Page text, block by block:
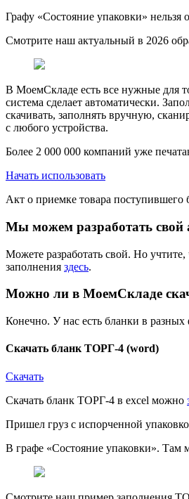
Графу «Состояние упаковки» нельзя
Смотрите наш актуальный в 2026
В МоемСкладе есть все нужные для
система сделает автоматически.
скачивать, заполнять вручную,
с любого устройства.
Более 2 000 000 компаний уже
Начать использовать
Акт о приемке товара
Мы можем разработать
Можете разработать свой. Но
заполнения здесь.
Можно ли в МоемСкладе
Конечно. У нас есть бланки в разных
Скачать бланк ТОРГ-4 (word)
Скачать
Скачать бланк ТОРГ-4 в excel можно
Пришел груз с испорченной
В графе «Состояние упаковки». Там